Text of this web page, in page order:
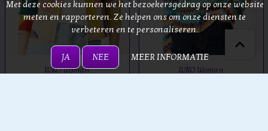
IVKO Woman IVKO Woman
Met deze cookies kunnen we het bezoekersgedrag op onze website
meten en rapporteren. Ze helpen ons om onze diensten te
verbeteren en te personaliseren.
JA NEE MEER INFORMATIE